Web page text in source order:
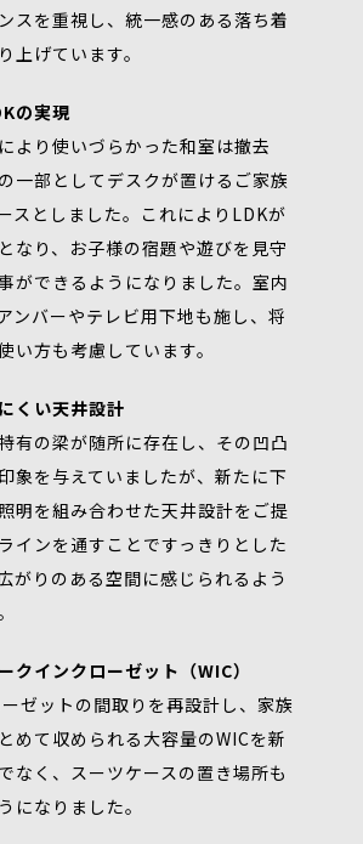
スを重視し、統一感のある落ち着
上げています。
の実現
より使いづらかった和室は撤去
一部としてデスクが置けるご家族
スとしました。これによりLDKが
なり、お子様の宿題や遊びを見守
ができるようになりました。室内
ンバーやテレビ用下地も施し、将
い方も考慮しています。
くい天井設計
有の梁が随所に存在し、その凹凸
象を与えていましたが、新たに下
明を組み合わせた天井設計をご提
インを通すことですっきりとした
がりのある空間に感じられるよう
クインクローゼット（WIC）
ゼットの間取りを再設計し、家族
めて収められる大容量のWICを新
なく、スーツケースの置き場所も
になりました。